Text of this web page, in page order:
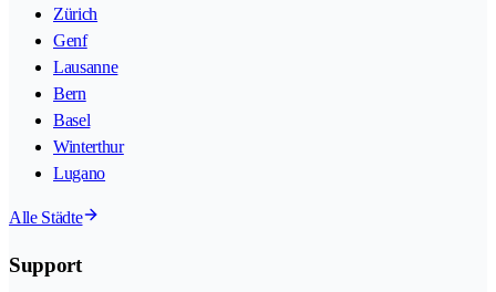
Zürich
Genf
Lausanne
Bern
Basel
Winterthur
Lugano
Alle Städte
Support